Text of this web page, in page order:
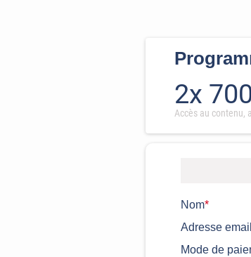
2x
Accès au contenu,
Nom*
Adresse email
Mode de